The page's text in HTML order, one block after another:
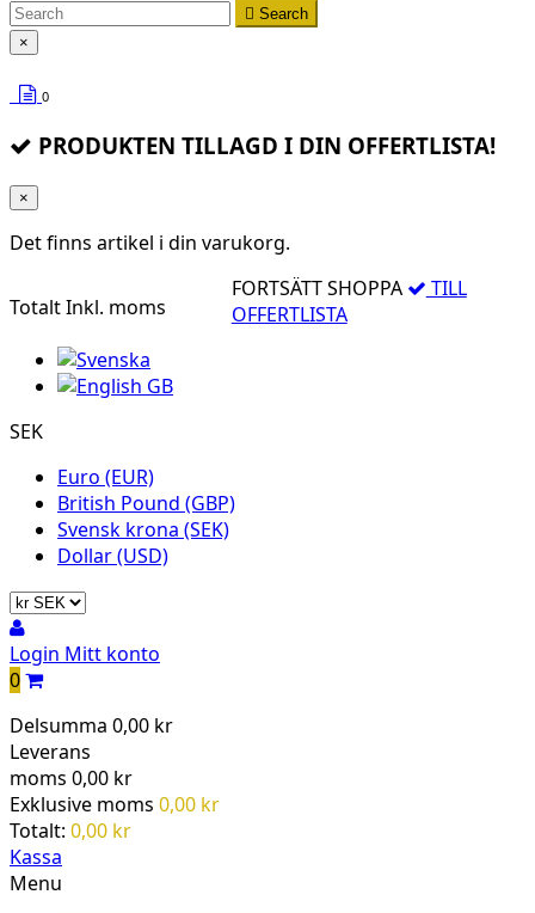
 Search
×
0
PRODUKTEN TILLAGD I DIN OFFERTLISTA!
×
Det finns artikel i din varukorg.
TotaltInkl. moms
FORTSÄTT SHOPPA
TILL
OFFERTLISTA
SEK
Euro (EUR)
British Pound (GBP)
Svensk krona (SEK)
Dollar (USD)
Login Mitt konto
0
Delsumma 0,00 kr
Leverans
moms 0,00 kr
Exklusive moms 0,00 kr
Totalt: 0,00 kr
Kassa
Menu